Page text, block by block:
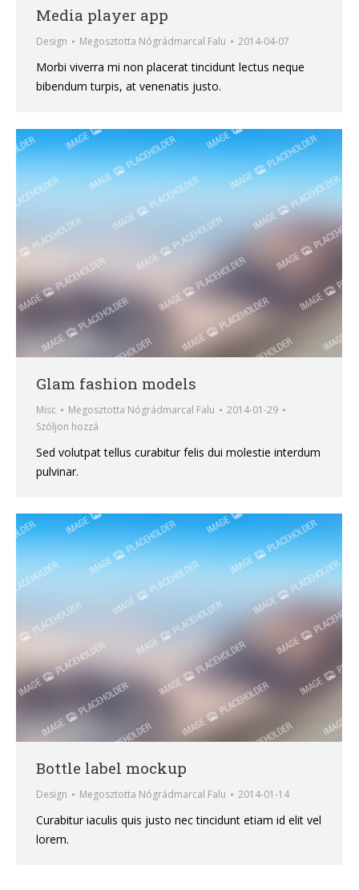
Media player app
Design Megosztotta Nógrádmarcal Falu 2014-04-07
Morbi viverra mi non placerat tincidunt lectus neque
bibendum turpis, at venenatis justo.
Glam fashion models
Misc Megosztotta Nógrádmarcal Falu
2014-01-29
Szóljon hozzá
Sed volutpat tellus curabitur felis dui molestie interdum
pulvinar.
Bottle label mockup
Design Megosztotta Nógrádmarcal Falu 2014-01-14
Curabitur iaculis quis justo nec tincidunt etiam id elit vel
lorem.